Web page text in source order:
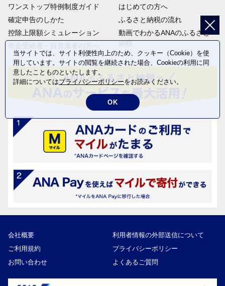
ワンストップ特例制度ガイド
確定申告のしかた
控除上限額シミュレーション
はじめての方へ
ふるさと納税の流れ
動画でわかるANAのふるさと
納税
会社概要
利用者情報の外部送信について
ご利用規約
プライバシーポリシー
お問い合わせ
よくあるご質問
当サイトでは、サイト利便性向上のため、クッキー（Cookie）を使
用しています。サイトの閲覧を継続された場合、Cookieの利用に同
意したことものといたします。
詳細についてはプライバシーポリシーをお読みください。
OK